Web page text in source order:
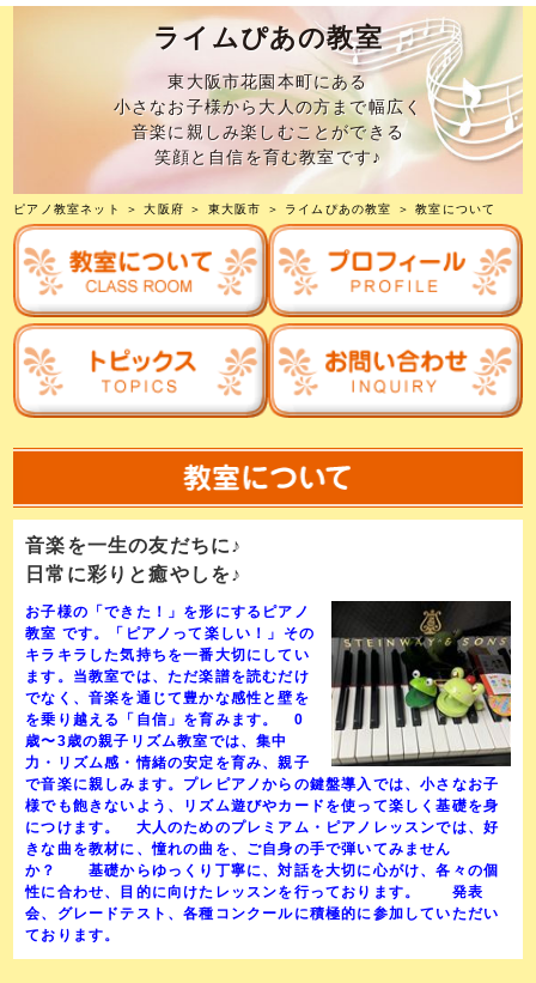
ライムぴあの教室
東大阪市花園本町にある
小さなお子様から大人の方まで幅広く
音楽に親しみ楽しむことができる
笑顔と自信を育む教室です♪
ピアノ教室ネット ＞大阪府 ＞ 東大阪市 ＞ ライムぴあの教室 ＞ 教室について
音楽を一生の友だちに♪
日常に彩りと癒やしを♪
お子様の「できた！」を形にするピアノ
教室 です。「ピアノって楽しい！」その
キラキラした気持ちを一番大切にしてい
ます。当教室では、ただ楽譜を読むだけ
でなく、音楽を通じて豊かな感性と壁を
を乗り越える「自信」を育みます。 0
歳〜3歳の親子リズム教室では、集中
力・リズム感・情緒の安定を育み、親子
で音楽に親しみます。プレピアノからの鍵盤導入では、小さなお子
様でも飽きないよう、リズム遊びやカードを使って楽しく基礎を身
につけます。 大人のためのプレミアム・ピアノレッスンでは、好
きな曲を教材に、憧れの曲を、ご自身の手で弾いてみません
か？ 基礎からゆっくり丁寧に、対話を大切に心がけ、各々の個
性に合わせ、目的に向けたレッスンを行っております。 発表
会、グレードテスト、各種コンクールに積極的に参加していただい
ております。